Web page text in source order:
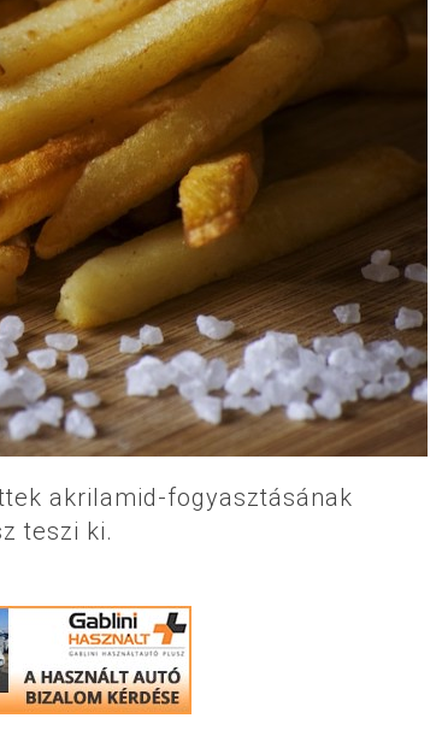
akrilamid-fogyasztásának
teszi ki.